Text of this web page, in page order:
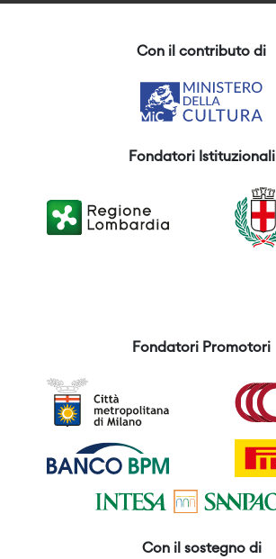
Con il contributo di
Fondatori Istituzionali
Fondatori Promotori
Con il sostegno di